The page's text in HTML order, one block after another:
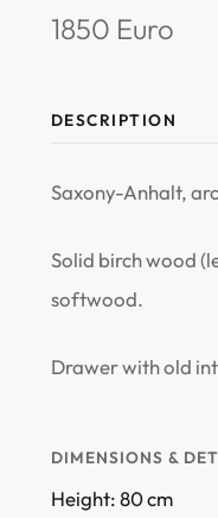
1850 Euro
DESCRIPTION
Saxony-Anhalt,
Solid birch wood
softwood.
Drawer with old
DIMENSIONS &
Height: 80 cm